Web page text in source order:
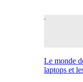
Le monde
laptops et